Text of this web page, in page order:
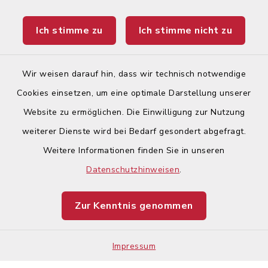
Ich stimme zu Ich stimme nicht zu
Wir weisen darauf hin, dass wir technisch notwendige
Cookies einsetzen, um eine optimale Darstellung unserer
Website zu ermöglichen. Die Einwilligung zur Nutzung
weiterer Dienste wird bei Bedarf gesondert abgefragt.
Weitere Informationen finden Sie in unseren
Datenschutzhinweisen.
Zur Kenntnis genommen
Impressum
Ticketportal
Barrierefreiheit
Impressum
Sitemap